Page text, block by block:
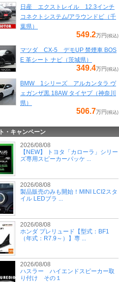
日産 エクストレイル 12.3インチ
コネクトシステム/アラウンドビ（千
葉県）
549.2万円(税込)
マツダ CX-5 デモUP 禁煙車 BOS
E 革シート ナビ（茨城県）
349.4万円(税込)
BMW 1シリーズ アルカンタラ ヴ
ェガンザ黒 18AW タイヤプ（神奈川
県）
506.7万円(税込)
・キャンペーン
2026/08/08
【NEW】 トヨタ「カローラ」シリー
ズ専用スピーカーパッケ ...
2026/08/08
製品販売のみも開始！MINI LCI2スタ
イル LEDブラ ...
2026/08/08
ホンダ プレリュード【型式：BF1
（年式：R7.9～）】専 ...
2026/08/08
ハスラー ハイエンドスピーカー取
り付け その１